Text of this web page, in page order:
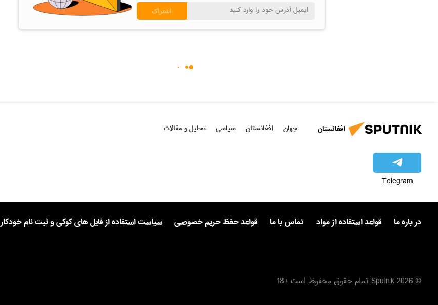
افغانستان جهان افغانستان سیاسی تحلیل و مقالات
Telegram
در باره ما قواعد استفاده از مواد تماس با ما قواعد حفظ حریم خصوصی سیاست استفاده از فایل های کوکی و ثبت نام خودکار
© 2026 Sputnik تمام حقوق محفوظ است +18